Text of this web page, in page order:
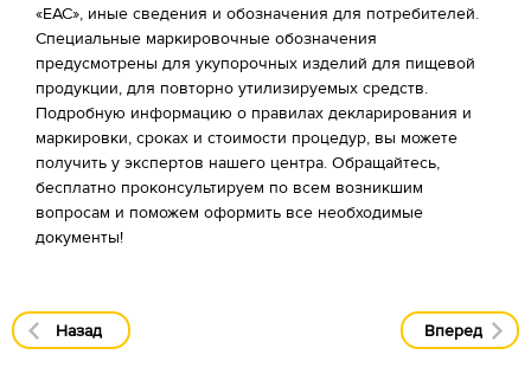
«ЕАС», иные сведения и обозначения для потребителей.
Специальные маркировочные обозначения
предусмотрены для укупорочных изделий для пищевой
продукции, для повторно утилизируемых средств.
Подробную информацию о правилах декларирования и
маркировки, сроках и стоимости процедур, вы можете
получить у экспертов нашего центра. Обращайтесь,
бесплатно проконсультируем по всем возникшим
вопросам и поможем оформить все необходимые
документы!
Назад Вперед